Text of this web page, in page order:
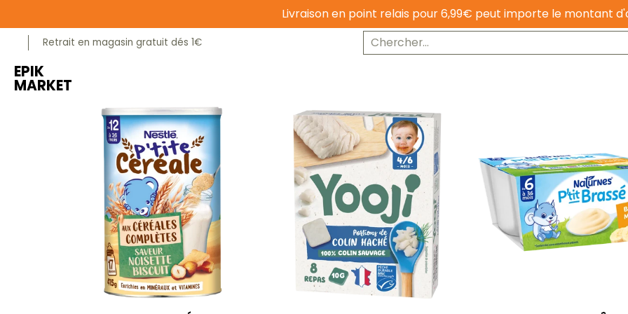
Livraison en point relais pour 6,99€ peut importe le montant
Epicerie sucrée Epicerie salée Nutrition et régimes alimentaires Univers bébé
Retrait en magasin gratuit dés 1€ Chercher...
EPIK
MARKET